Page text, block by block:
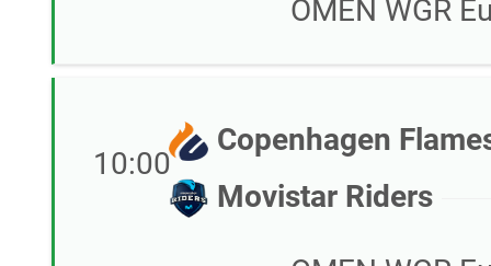
OMEN WGR
10:00
Copenhagen
Movistar Riders